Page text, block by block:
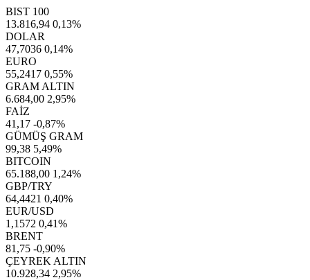
BIST 100
13.816,94 0,13%
DOLAR
47,7036 0,14%
EURO
55,2417 0,55%
GRAM ALTIN
6.684,00 2,95%
FAİZ
41,17 -0,87%
GÜMÜŞ GRAM
99,38 5,49%
BITCOIN
65.188,00 1,24%
GBP/TRY
64,4421 0,40%
EUR/USD
1,1572 0,41%
BRENT
81,75 -0,90%
ÇEYREK ALTIN
10.928,34 2,95%